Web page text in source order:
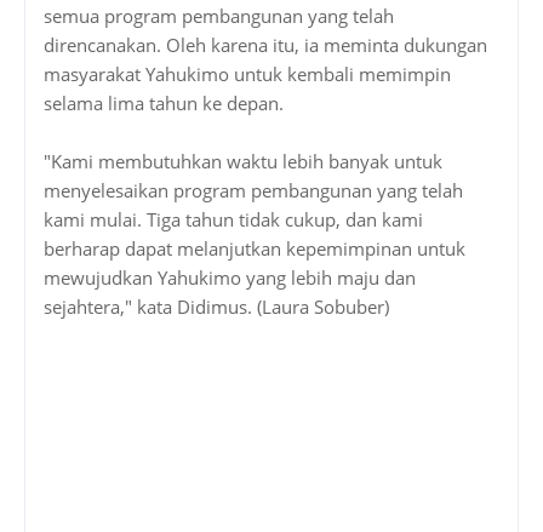
semua program pembangunan yang telah
direncanakan. Oleh karena itu, ia meminta dukungan
masyarakat Yahukimo untuk kembali memimpin
selama lima tahun ke depan.
"Kami membutuhkan waktu lebih banyak untuk
menyelesaikan program pembangunan yang telah
kami mulai. Tiga tahun tidak cukup, dan kami
berharap dapat melanjutkan kepemimpinan untuk
mewujudkan Yahukimo yang lebih maju dan
sejahtera," kata Didimus. (Laura Sobuber)